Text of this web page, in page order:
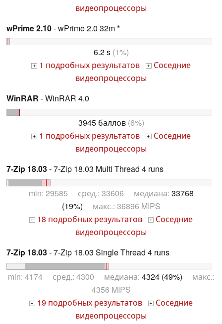
видеопроцессоры
wPrime 2.10- wPrime 2.0 32m *
6.2 s(1%)
+ 1 подробных результатов + Соседние
видеопроцессоры
WinRAR - WinRAR 4.0
3945 баллов(6%)
+ 1 подробных результатов + Соседние
видеопроцессоры
7-Zip 18.03- 7-Zip 18.03 Multi Thread 4 runs
min: 29585 сред.: 33606 медиана: 33768
(19%) макс.: 36896 MIPS
+ 18 подробных результатов +
Соседние
видеопроцессоры
7-Zip 18.03- 7-Zip 18.03 Single Thread 4 runs
min: 4174 сред.: 4300 медиана: 4324 (49%) макс.:
4356 MIPS
+ 19 подробных результатов +
Соседние
видеопроцессоры